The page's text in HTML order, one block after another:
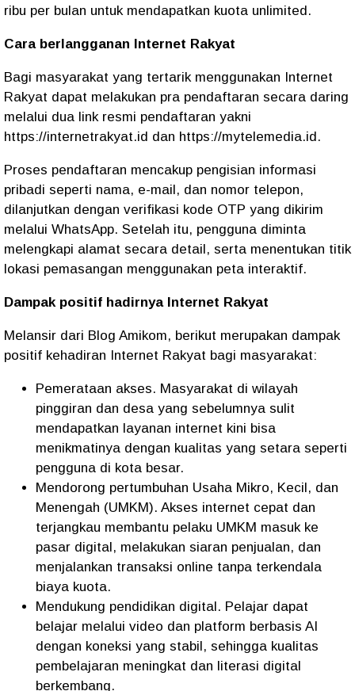
ribu per bulan untuk mendapatkan kuota unlimited.
Cara berlangganan Internet Rakyat
Bagi masyarakat yang tertarik menggunakan Internet
Rakyat dapat melakukan pra pendaftaran secara daring
melalui dua link resmi pendaftaran yakni
https://internetrakyat.id dan https://mytelemedia.id.
Proses pendaftaran mencakup pengisian informasi
pribadi seperti nama, e-mail, dan nomor telepon,
dilanjutkan dengan verifikasi kode OTP yang dikirim
melalui WhatsApp. Setelah itu, pengguna diminta
melengkapi alamat secara detail, serta menentukan titik
lokasi pemasangan menggunakan peta interaktif.
Dampak positif hadirnya Internet Rakyat
Melansir dari Blog Amikom, berikut merupakan dampak
positif kehadiran Internet Rakyat bagi masyarakat:
Pemerataan akses. Masyarakat di wilayah
pinggiran dan desa yang sebelumnya sulit
mendapatkan layanan internet kini bisa
menikmatinya dengan kualitas yang setara seperti
pengguna di kota besar.
Mendorong pertumbuhan Usaha Mikro, Kecil, dan
Menengah (UMKM). Akses internet cepat dan
terjangkau membantu pelaku UMKM masuk ke
pasar digital, melakukan siaran penjualan, dan
menjalankan transaksi online tanpa terkendala
biaya kuota.
Mendukung pendidikan digital. Pelajar dapat
belajar melalui video dan platform berbasis AI
dengan koneksi yang stabil, sehingga kualitas
pembelajaran meningkat dan literasi digital
berkembang.